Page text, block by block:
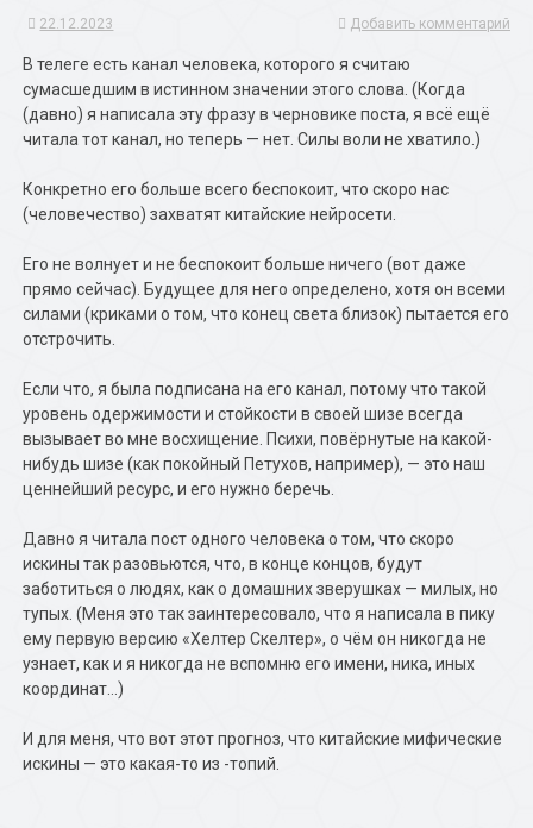
22.12.2023 Добавить комментарий
В телеге есть канал человека, которого я считаю
сумасшедшим в истинном значении этого слова. (Когда
(давно) я написала эту фразу в черновике поста, я всё ещё
читала тот канал, но теперь — нет. Силы воли не хватило.)
Конкретно его больше всего беспокоит, что скоро нас
(человечество) захватят китайские нейросети.
Его не волнует и не беспокоит больше ничего (вот даже
прямо сейчас). Будущее для него определено, хотя он всеми
силами (криками о том, что конец света близок) пытается его
отстрочить.
Если что, я была подписана на его канал, потому что такой
уровень одержимости и стойкости в своей шизе всегда
вызывает во мне восхищение. Психи, повёрнутые на какой-
нибудь шизе (как покойный Петухов, например), — это наш
ценнейший ресурс, и его нужно беречь.
Давно я читала пост одного человека о том, что скоро
искины так разовьются, что, в конце концов, будут
заботиться о людях, как о домашних зверушках — милых, но
тупых. (Меня это так заинтересовало, что я написала в пику
ему первую версию «Хелтер Скелтер», о чём он никогда не
узнает, как и я никогда не вспомню его имени, ника, иных
координат…)
И для меня, что вот этот прогноз, что китайские мифические
искины — это какая-то из -топий.